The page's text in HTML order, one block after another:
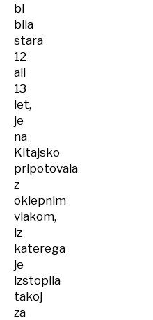
bi
bila
stara
12
ali
13
let,
je
na
Kitajsko
pripotovala
z
oklepnim
vlakom,
iz
katerega
je
izstopila
takoj
za